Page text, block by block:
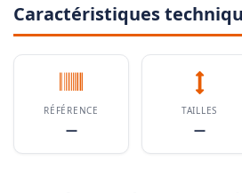
Caractéristiques
RÉFÉRENCE
—
TAILLES
—